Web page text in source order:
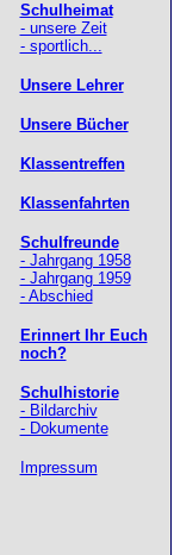
Schulheimat
- unsere Zeit
- sportlich...
Unsere Lehrer
Unsere Bücher
Klassentreffen
Klassenfahrten
Schulfreunde
- Jahrgang 1958
- Jahrgang 1959
- Abschied
Erinnert Ihr Euch
noch?
Schulhistorie
- Bildarchiv
- Dokumente
Impressum